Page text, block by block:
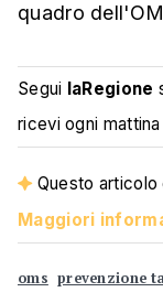
quadro
Segui laRegione
ricevi ogni
Questo articolo
Maggiori
oms prevenzione